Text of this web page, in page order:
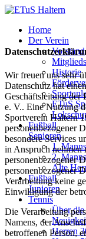
Home
Der Verein
Vorstand
Historie
ETuS
Fußball
Senioren
1.
2.
Alte
Fußball
Junioren
Tennis
Über die
Herren
Wir freuen uns sehr
Datenschutz hat
Geschäftsleitung der
e. V.. Eine Nutzung
Sportverein Haltern
personenbezogener
besondere Services
in Anspruch nehmen
personenbezogener
personenbezogener
Verarbeitung keine
Einwilligung der
Die Verarbeitung
Namens, der
betroffenen Person,